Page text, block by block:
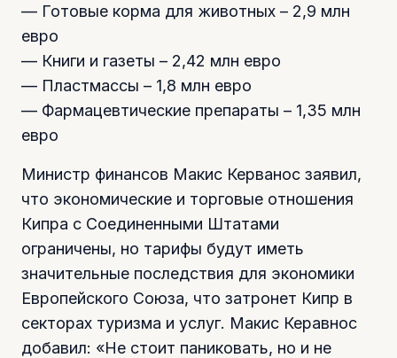
— Готовые корма для животных – 2,9 млн
евро
— Книги и газеты – 2,42 млн евро
— Пластмассы – 1,8 млн евро
— Фармацевтические препараты – 1,35 млн
евро
Министр финансов Макис Керванос заявил,
что экономические и торговые отношения
Кипра с Соединенными Штатами
ограничены, но тарифы будут иметь
значительные последствия для экономики
Европейского Союза, что затронет Кипр в
секторах туризма и услуг. Макис Керавнос
добавил: «Не стоит паниковать, но и не